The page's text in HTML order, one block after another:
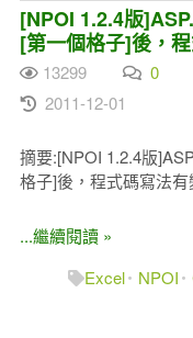
[NPOI 1.2.4版
[第一個格子]後，
13299 0
2011-12-01
摘要:[NPOI 1.2.4版
格子]後，程式碼寫法有
...繼續閱讀 »
Excel
NPOI